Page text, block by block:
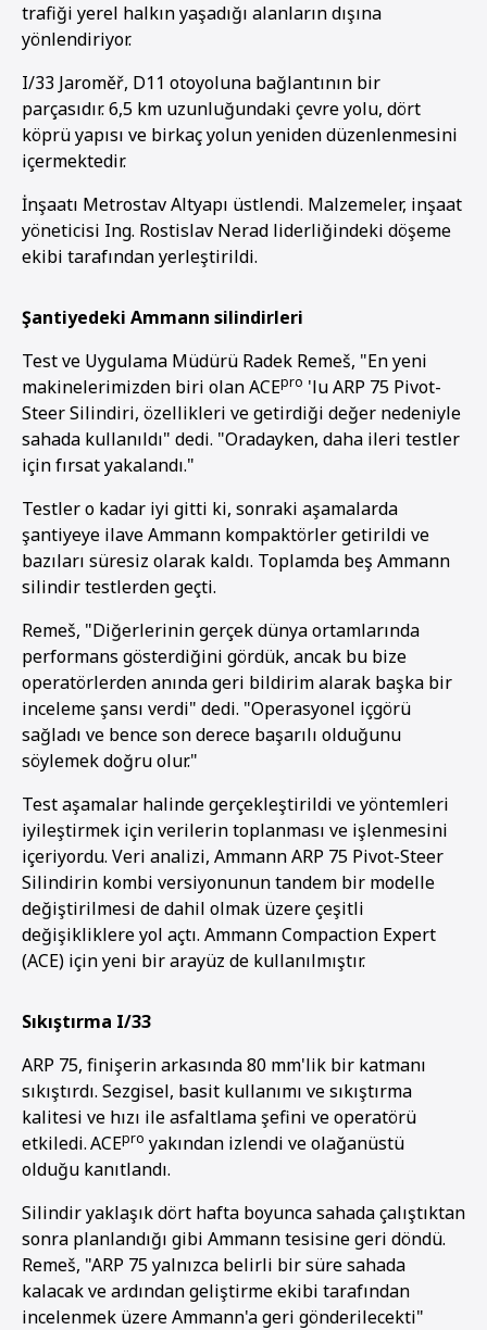
12
trafiği yerel halkın yaşadığı alanların dışına
yönlendiriyor.
I/33 Jaroměř, D11 otoyoluna bağlantının bir
parçasıdır. 6,5 km uzunluğundaki çevre yolu, dört
köprü yapısı ve birkaç yolun yeniden düzenlenmesini
içermektedir.
İnşaatı Metrostav Altyapı üstlendi. Malzemeler, inşaat
yöneticisi Ing. Rostislav Nerad liderliğindeki döşeme
ekibi tarafından yerleştirildi.
Şantiyedeki Ammann silindirleri
Test ve Uygulama Müdürü Radek Remeš, "En yeni
makinelerimizden biri olan ACEpro 'lu ARP 75 Pivot-
Steer Silindiri, özellikleri ve getirdiği değer nedeniyle
sahada kullanıldı" dedi. "Oradayken, daha ileri testler
için fırsat yakalandı."
Testler o kadar iyi gitti ki, sonraki aşamalarda
şantiyeye ilave Ammann kompaktörler getirildi ve
bazıları süresiz olarak kaldı. Toplamda beş Ammann
silindir testlerden geçti.
Remeš, "Diğerlerinin gerçek dünya ortamlarında
performans gösterdiğini gördük, ancak bu bize
operatörlerden anında geri bildirim alarak başka bir
inceleme şansı verdi" dedi. "Operasyonel içgörü
sağladı ve bence son derece başarılı olduğunu
söylemek doğru olur."
Test aşamalar halinde gerçekleştirildi ve yöntemleri
iyileştirmek için verilerin toplanması ve işlenmesini
içeriyordu. Veri analizi, Ammann ARP 75 Pivot-Steer
Silindirin kombi versiyonunun tandem bir modelle
değiştirilmesi de dahil olmak üzere çeşitli
değişikliklere yol açtı. Ammann Compaction Expert
(ACE) için yeni bir arayüz de kullanılmıştır.
Sıkıştırma I/33
ARP 75, finişerin arkasında 80 mm'lik bir katmanı
sıkıştırdı. Sezgisel, basit kullanımı ve sıkıştırma
kalitesi ve hızı ile asfaltlama şefini ve operatörü
etkiledi.ACEpro yakından izlendi ve olağanüstü
olduğu kanıtlandı.
Silindir yaklaşık dört hafta boyunca sahada çalıştıktan
sonra planlandığı gibi Ammann tesisine geri döndü.
Remeš, "ARP 75 yalnızca belirli bir süre sahada
kalacak ve ardından geliştirme ekibi tarafından
incelenmek üzere Ammann'a geri gönderilecekti"